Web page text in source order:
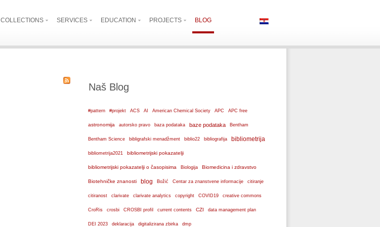
COLLECTIONS SERVICES EDUCATION PROJECTS BLOG
Naš Blog
#pattern #projekt ACS AI American Chemical Society APC APC free
astronomija autorsko pravo baza podataka baze podataka Bentham
Bentham Science bibligrafski menadžment biblio22 bibliografija bibliometrija
bibliometrija2021 bibliometrijski pokazatelji
bibliometrijski pokazatelji o časopisima Biologija Biomedicina i zdravstvo
Biotehničke znanosti blog Božić Centar za znanstvene informacije citiranje
citiranost clarivate clarivate analytics copyright COVID19 creative commons
CroRis crosbi CROSBI profil current contents CZI data management plan
DEI 2023 deklaracija digitalizirana zbirka dmp